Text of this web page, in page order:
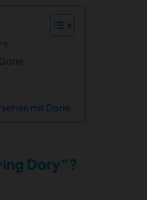
mit Dorie
Dory”?